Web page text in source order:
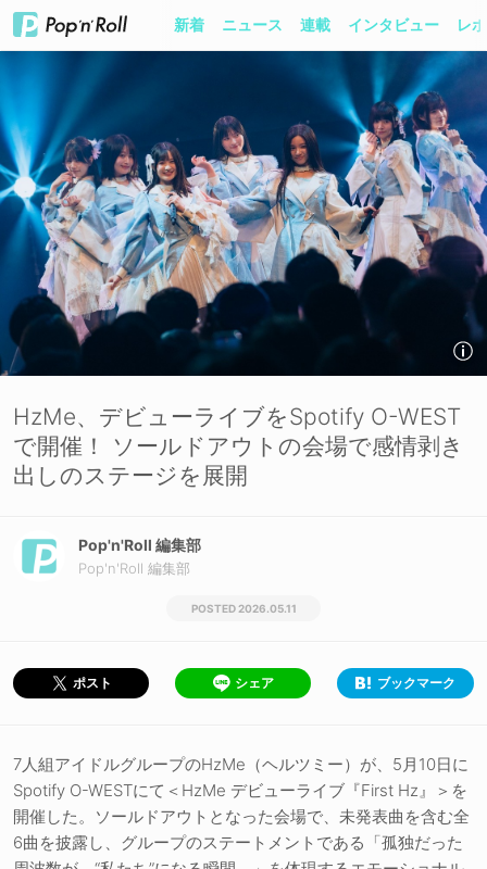
新着 ニュース 連載 インタビュー レ
HzMe、デビューライブをSpotify O-WEST
で開催！ ソールドアウトの会場で感情剥き
出しのステージを展開
Pop'n'Roll 編集部
Pop'n'Roll 編集部
2026.05.11
ポスト シェア ブックマーク
7人組アイドルグループのHzMe（ヘルツミー）が、5月10日に
Spotify O-WESTにて＜HzMe デビューライブ『First Hz』＞を
開催した。ソールドアウトとなった会場で、未発表曲を含む全
6曲を披露し、グループのステートメントである「孤独だった